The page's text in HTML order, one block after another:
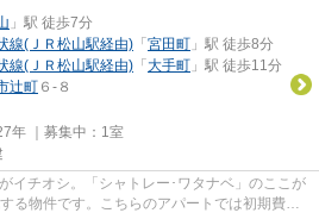
」駅 徒歩7分
線(ＪＲ松山駅経由) 「 宮田町 」駅 徒歩8分
線(ＪＲ松山駅経由) 「 大手町 」駅 徒歩11分
辻町 ６-８
年 ｜募集中： 1室
イチオシ。「シャトレー･ワタナベ」のここが
る物件です。こちらのアパートでは初期費用